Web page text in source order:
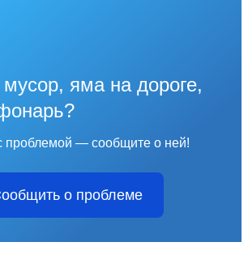
яма на дороге,
проблемой — сообщите о ней!
о проблеме